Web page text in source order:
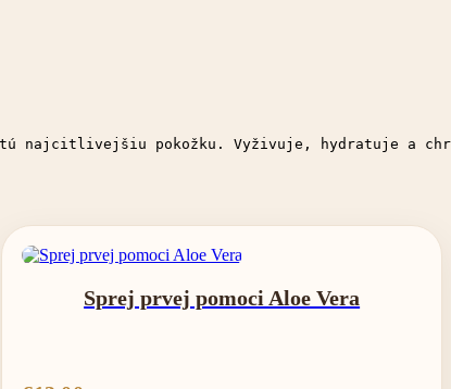
pokožku. Vyživuje, hydratuje a
Sprej prvej pomoci Aloe Vera